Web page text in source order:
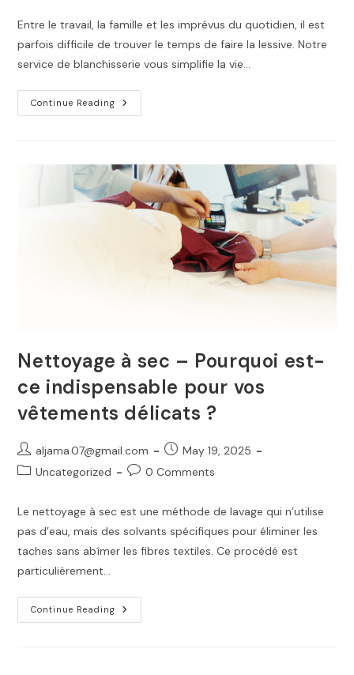
Entre le travail, la famille et les imprévus du quotidien, il est
parfois difficile de trouver le temps de faire la lessive. Notre
service de blanchisserie vous simplifie la vie…
Continue Reading Blanchisserie
–
Un
Linge
Toujours
Impeccable
Nettoyage à sec – Pourquoi est-
ce indispensable pour vos
vêtements délicats ?
Post
author:
aljama.07@gmail.com
Post
published:
May 19, 2025
PostUncategorized
Post0 Comments
Le nettoyage à sec est une méthode de lavage qui n’utilise
pas d’eau, mais des solvants spécifiques pour éliminer les
taches sans abîmer les fibres textiles. Ce procédé est
particulièrement…
Continue Reading Nettoyage
À